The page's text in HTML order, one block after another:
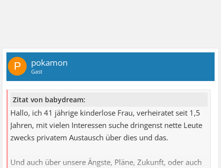
P pokamon
Gast
Zitat von babydream:
Hallo, ich 41 jährige kinderlose Frau, verheiratet seit 1,5
Jahren, mit vielen Interessen suche dringenst nette Leute
zwecks privatem Austausch über dies und das.
Und auch über unsere Ängste, Pläne, Zukunft, oder auch